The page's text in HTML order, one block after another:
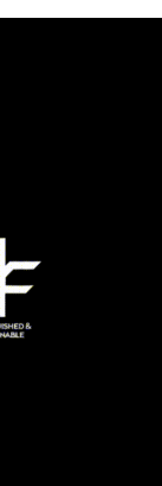
4 trofi Liga
gelar
periode